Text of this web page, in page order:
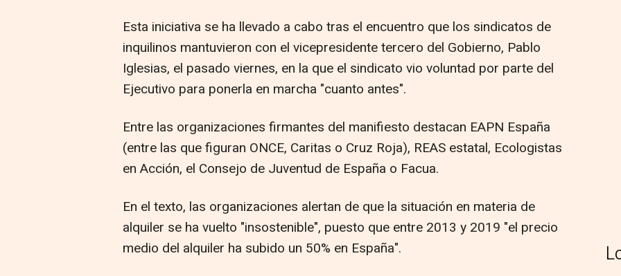
Esta iniciativa se ha llevado a cabo tras el encuentro que los sindicatos de
inquilinos mantuvieron con el vicepresidente tercero del Gobierno, Pablo
Iglesias, el pasado viernes, en la que el sindicato vio voluntad por parte del
Ejecutivo para ponerla en marcha "cuanto antes".
Entre las organizaciones firmantes del manifiesto destacan EAPN España
(entre las que figuran ONCE, Caritas o Cruz Roja), REAS estatal, Ecologistas
en Acción, el Consejo de Juventud de España o Facua.
En el texto, las organizaciones alertan de que la situación en materia de
alquiler se ha vuelto "insostenible", puesto que entre 2013 y 2019 "el precio
medio del alquiler ha subido un 50% en España".